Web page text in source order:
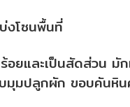
โซนพื้นที่
อยและเป็นสัดส่วน มั
มปลูกผัก ขอบคันหิน